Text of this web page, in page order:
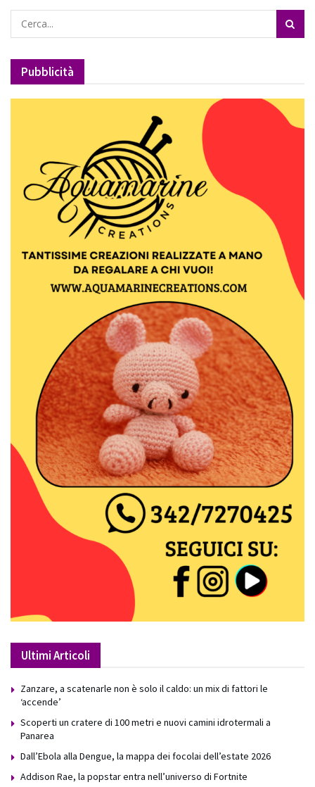
Pubblicità
Ultimi Articoli
Zanzare, a scatenarle non è solo il caldo: un mix di fattori le
‘accende’
Scoperti un cratere di 100 metri e nuovi camini idrotermali a
Panarea
Dall’Ebola alla Dengue, la mappa dei focolai dell’estate 2026
Addison Rae, la popstar entra nell’universo di Fortnite